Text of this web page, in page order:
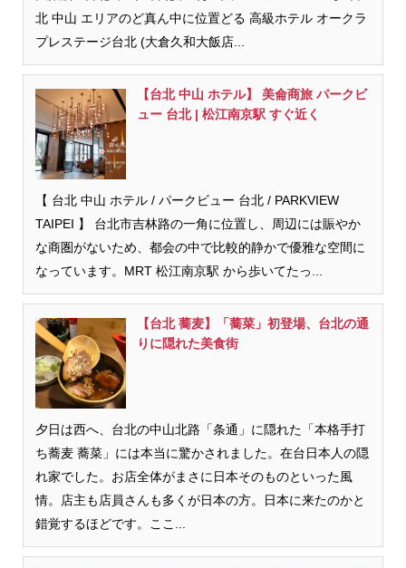
北 中山 エリアのど真ん中に位置どる 高級ホテル オークラ
プレステージ台北 (大倉久和大飯店...
【台北 中山 ホテル】 美侖商旅 パークビ
ュー 台北 | 松江南京駅 すぐ近く
【 台北 中山 ホテル / パークビュー 台北 / PARKVIEW
TAIPEI 】 台北市吉林路の一角に位置し、周辺には賑やか
な商圏がないため、都会の中で比較的静かで優雅な空間に
なっています。MRT 松江南京駅 から歩いてたっ...
【台北 蕎麦】「蕎菜」初登場、台北の通
りに隠れた美食街
夕日は西へ、台北の中山北路「条通」に隠れた「本格手打
ち蕎麦 蕎菜」には本当に驚かされました。在台日本人の隠
れ家でした。お店全体がまさに日本そのものといった風
情。店主も店員さんも多くが日本の方。日本に来たのかと
錯覚するほどです。ここ...